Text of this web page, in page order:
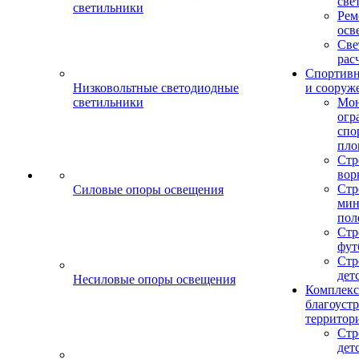
светильники
Низковольтные светодиодные
светильники
Силовые опоры освещения
Несиловые опоры освещения
и